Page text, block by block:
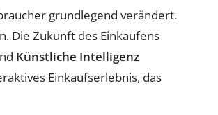
grundlegend verändert.
Die Zukunft des Einkaufens
Künstliche Intelligenz
Einkaufserlebnis, das